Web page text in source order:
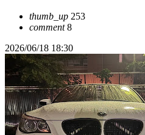
thumb_up 253
comment8
2026/06/18 18:30